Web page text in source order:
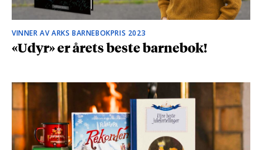
VINNER AV ARKS BARNEBOKPRIS 2023
«Udyr» er årets beste barnebok!